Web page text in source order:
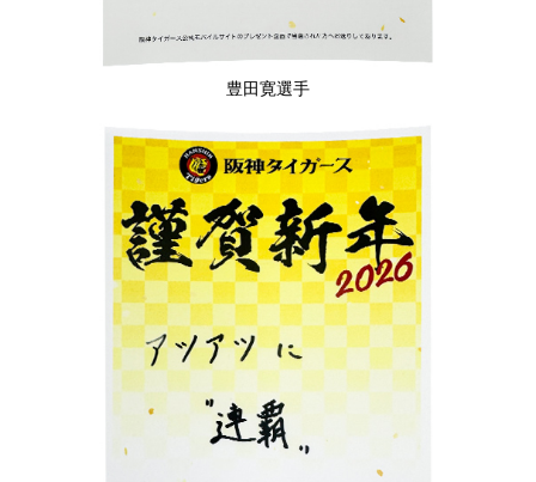
豊田寛選手